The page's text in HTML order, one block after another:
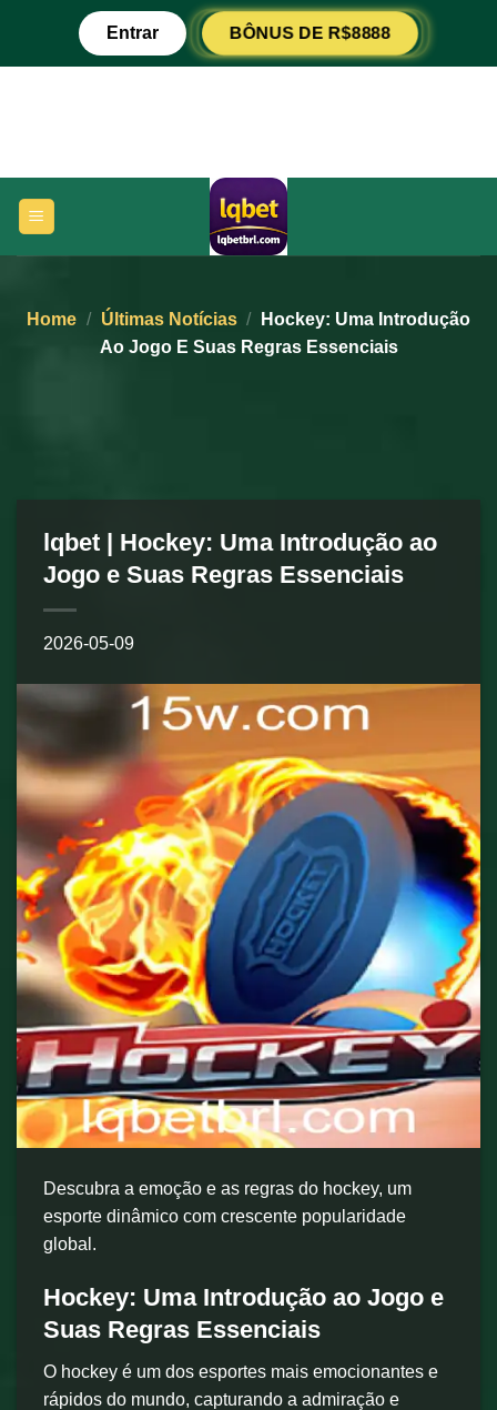
o
Entrar BÔNUS DE R$8888
Home / Últimas Notícias /
Hockey: Uma Introdução
Ao Jogo E Suas Regras Essenciais
lqbet | Hockey: Uma Introdução ao
Jogo e Suas Regras Essenciais
2026-05-09
Descubra a emoção e as regras do hockey, um
esporte dinâmico com crescente popularidade
global.
Hockey: Uma Introdução ao Jogo e
Suas Regras Essenciais
O hockey é um dos esportes mais emocionantes e
rápidos do mundo, capturando a admiração e